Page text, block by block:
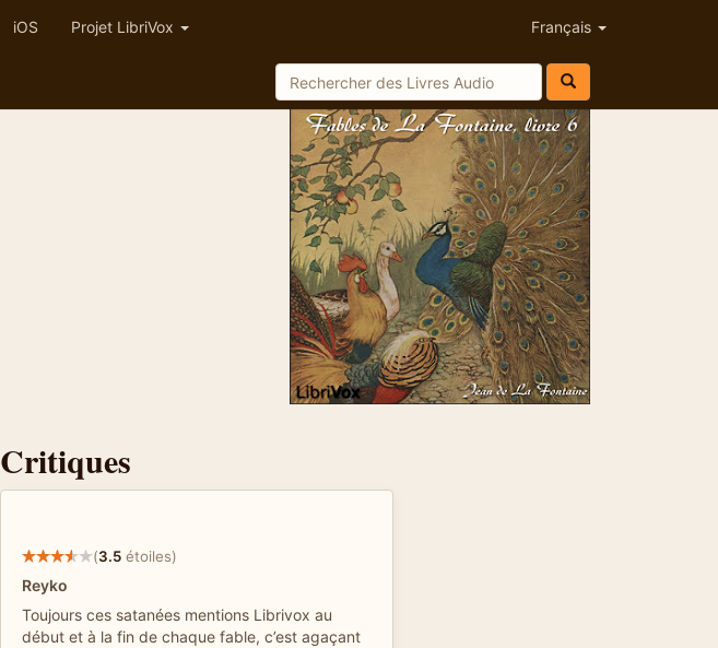
iOS Projet LibriVox Français
Critiques
(3.5 étoiles)
Reyko
Toujours ces satanées mentions Librivox au
début et à la fin de chaque fable, c’est agaçant